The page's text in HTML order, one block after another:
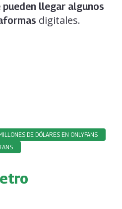
llegar algunos
digitales.
DE DÓLARES EN ONLYFANS